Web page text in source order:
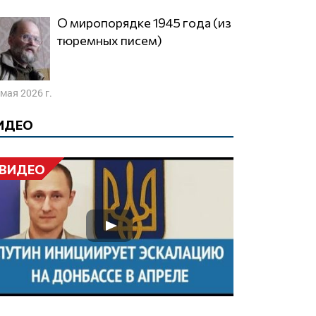
О миропорядке 1945 года (из
тюремных писем)
2026 г.